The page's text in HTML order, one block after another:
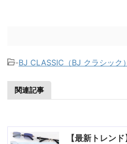
-BJ CLASSIC（BJ クラシック）
関連記事
【最新トレン